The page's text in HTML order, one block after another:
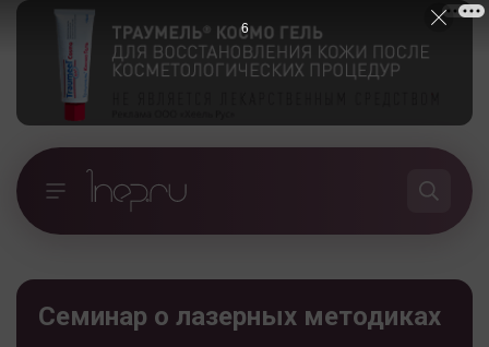
Семинар о лазерных методиках
5